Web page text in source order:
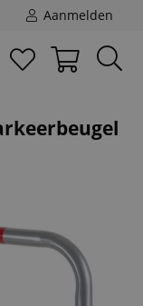
Aanmelden